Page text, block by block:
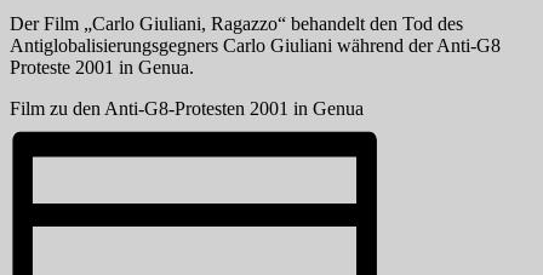
Der Film „Carlo Giuliani, Ragazzo“ behandelt den Tod des
Antiglobalisierungsgegners Carlo Giuliani während der Anti-G8
Proteste 2001 in Genua.
Film zu den Anti-G8-Protesten 2001 in Genua